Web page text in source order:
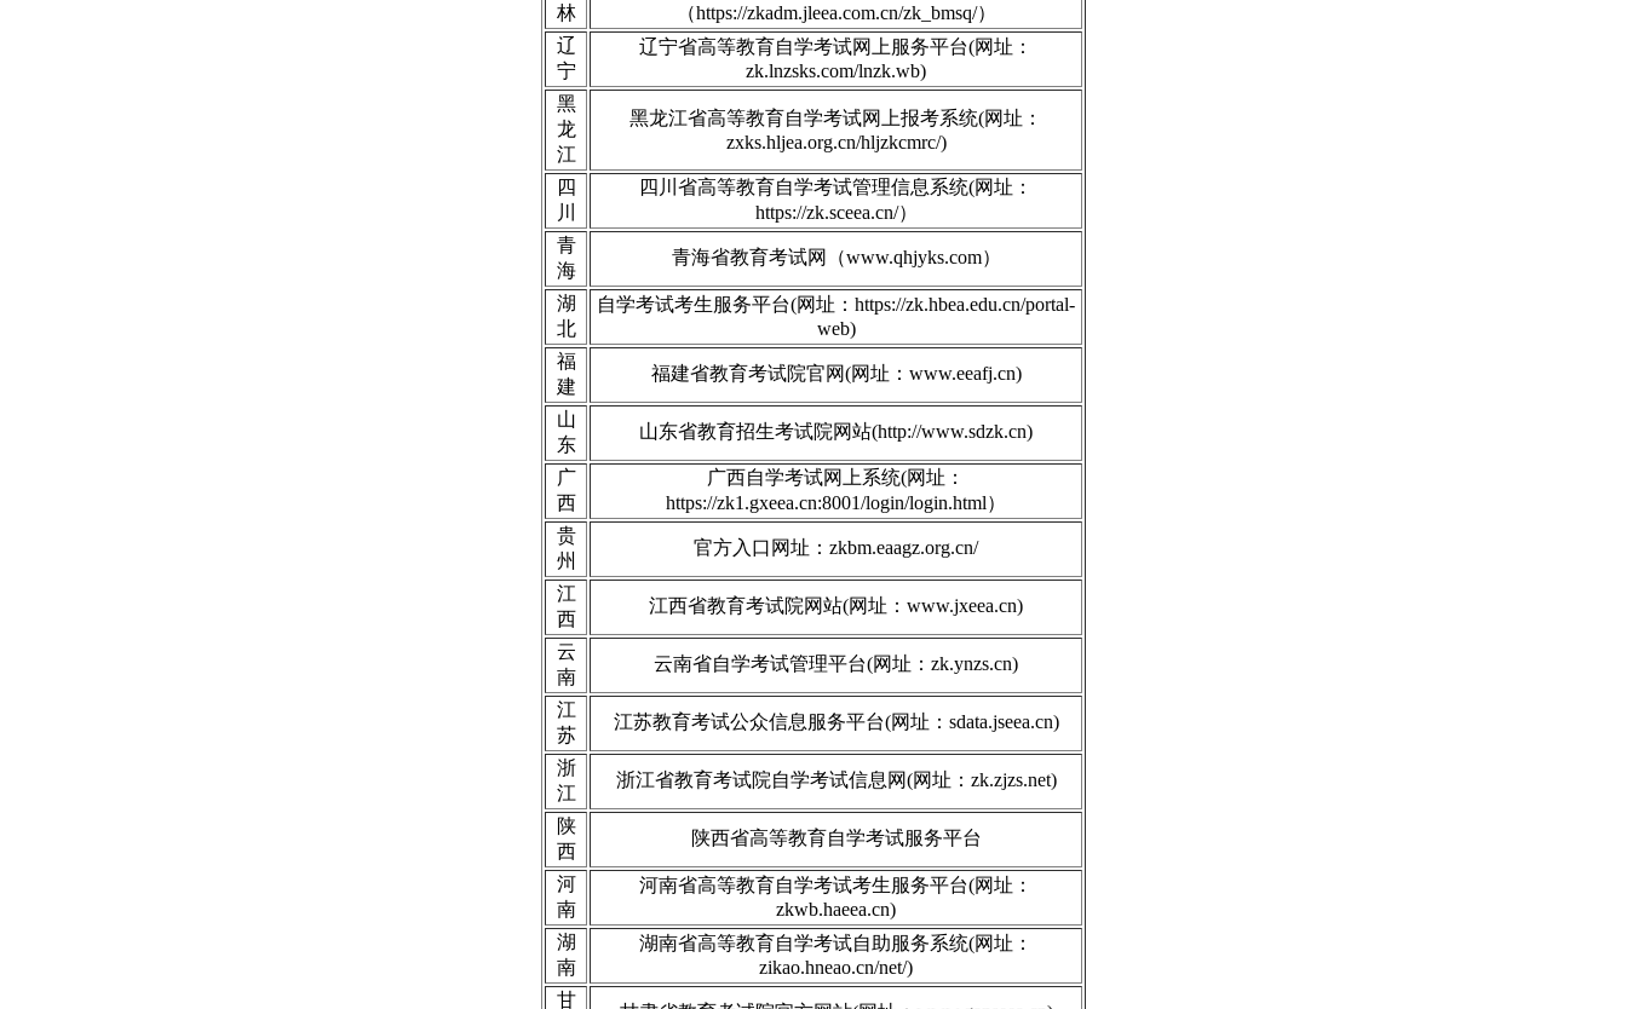
林
（https://zkadm.jleea.com.cn/zk_bmsq/）
辽
宁
辽宁省高等教育自学考试网上服务平台(网址：
zk.lnzsks.com/lnzk.wb)
黑
龙
江
黑龙江省高等教育自学考试网上报考系统(网址：
zxks.hljea.org.cn/hljzkcmrc/)
四
川
四川省高等教育自学考试管理信息系统(网址：
https://zk.sceea.cn/）
青
海
青海省教育考试网（www.qhjyks.com）
湖
北
自学考试考生服务平台(网址：https://zk.hbea.edu.cn/portal-
web)
福
建
福建省教育考试院官网(网址：www.eeafj.cn)
山
东
山东省教育招生考试院网站(http://www.sdzk.cn)
广
西
广西自学考试网上系统(网址：
https://zk1.gxeea.cn:8001/login/login.html）
贵
州
官方入口网址：zkbm.eaagz.org.cn/
江
西
江西省教育考试院网站(网址：www.jxeea.cn)
云
南
云南省自学考试管理平台(网址：zk.ynzs.cn)
江
苏
江苏教育考试公众信息服务平台(网址：sdata.jseea.cn)
浙
江
浙江省教育考试院自学考试信息网(网址：zk.zjzs.net)
陕
西
陕西省高等教育自学考试服务平台
河
南
河南省高等教育自学考试考生服务平台(网址：
zkwb.haeea.cn)
湖
南
湖南省高等教育自学考试自助服务系统(网址：
zikao.hneao.cn/net/)
甘